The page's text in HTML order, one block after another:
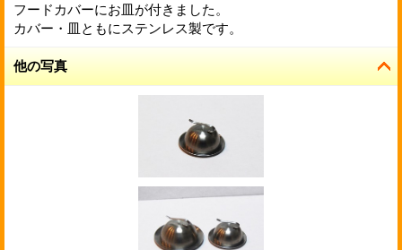
フードカバーにお皿が付きました。
カバー・皿ともにステンレス製です。
他の写真